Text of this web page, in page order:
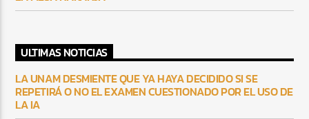
ULTIMAS NOTICIAS
LA UNAM DESMIENTE QUE YA HAYA DECIDIDO SI SE
REPETIRÁ O NO EL EXAMEN CUESTIONADO POR EL USO DE
LA IA